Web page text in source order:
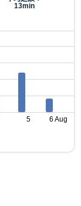
13min
5 6 Aug